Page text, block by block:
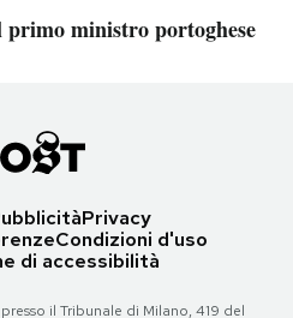
ministro portoghese
Privacy
Condizioni d'uso
di accessibilità
il Tribunale di Milano, 419 del